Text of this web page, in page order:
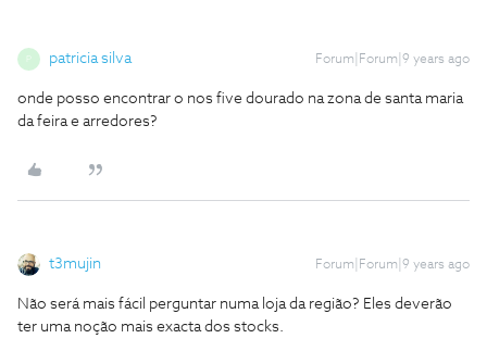
patricia silva Forum|Forum|9 years ago
onde posso encontrar o nos five dourado na zona de santa maria
da feira e arredores?
t3mujin Forum|Forum|9 years ago
Não será mais fácil perguntar numa loja da região? Eles deverão
ter uma noção mais exacta dos stocks.